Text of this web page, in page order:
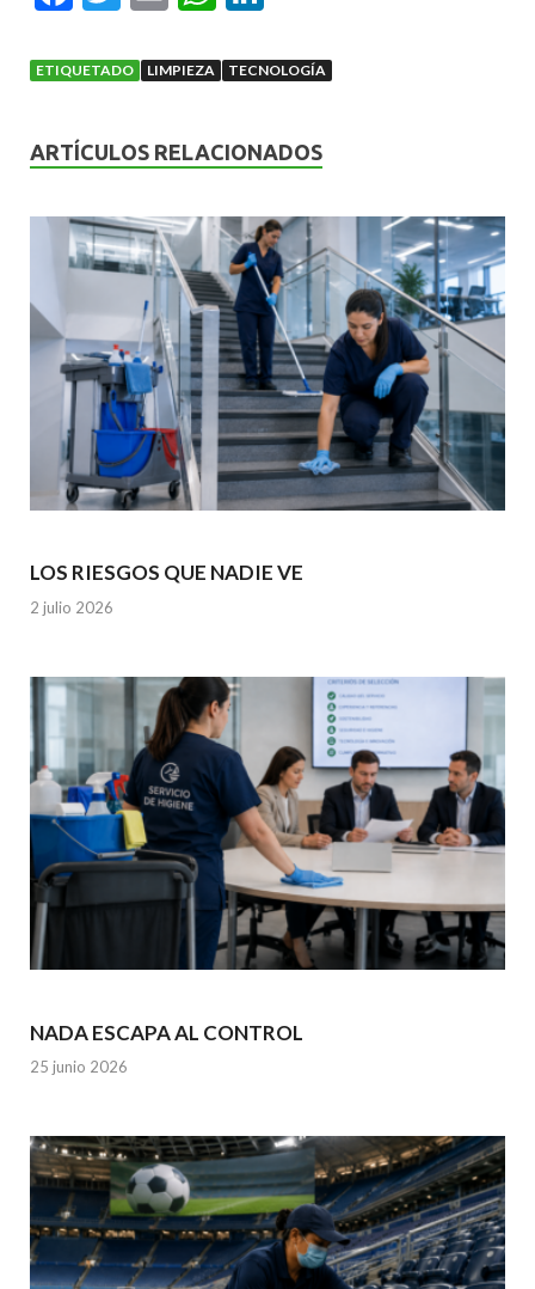
e
o
o
k
itt ai at
A
p
p
ke
n
ETIQUETADO LIMPIEZA TECNOLOGÍA
ARTÍCULOS RELACIONADOS
LOS RIESGOS QUE NADIE VE
2 julio 2026
NADA ESCAPA AL CONTROL
25 junio 2026